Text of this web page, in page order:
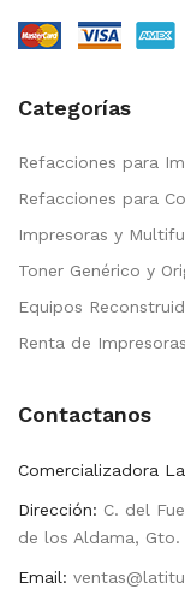
Categorías
Refacciones para
Refacciones para
Impresoras y
Toner Genérico y
Equipos
Renta de Impresoras
Contactanos
Comercializadora
Dirección: C. del
de los Aldama, Gto.
Email: